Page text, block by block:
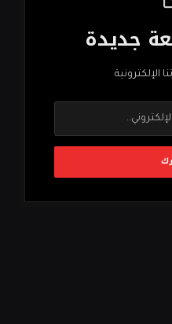
جديدة
الإلكترونية